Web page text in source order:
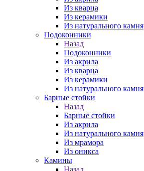
Из кварца
Из керамики
Из натурального камня
Подоконники
Назад
Подоконники
Из акрила
Из кварца
Из керамики
Из натурального камня
Барные стойки
Назад
Барные стойки
Из акрила
Из натурального камня
Из мрамора
Из оникса
Камины
Назад